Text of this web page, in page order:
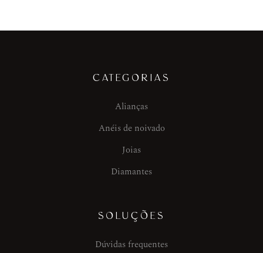
CATEGORIAS
Alianças
Anéis de noivado
Joias
Diamantes
SOLUÇÕES
Dúvidas frequentes